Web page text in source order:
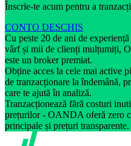
Înscrie-te acum pentru a
CONTO DESCHIS
Cu peste 20 de ani de
vârf și mii de clienți mulțumiți,
este un broker premiat.
Obține acces la cele mai active
de tranzacționare la îndemână,
care te ajută în analiză.
Tranzacționează fără costuri
prețurilor - OANDA oferă zero
principale și prețuri transparente.